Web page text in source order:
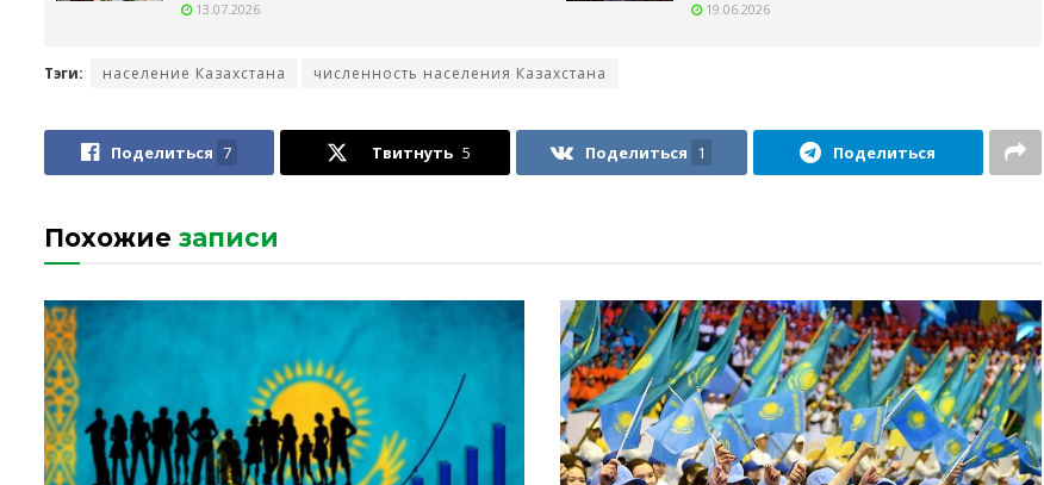
13.07.2026 19.06.2026
Тэги: население Казахстана численность населения Казахстана
Поделиться 7 Твитнуть 5 Поделиться 1 Поделиться
Похожие записи